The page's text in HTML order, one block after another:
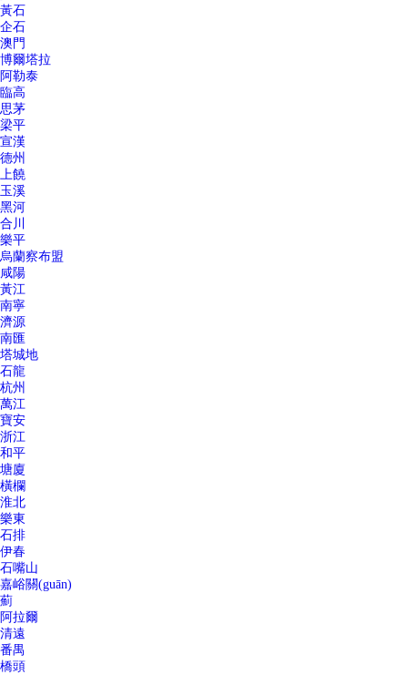
黃石
企石
澳門
博爾塔拉
阿勒泰
臨高
思茅
梁平
宣漢
德州
上饒
玉溪
黑河
合川
樂平
烏蘭察布盟
咸陽
黃江
南寧
濟源
南匯
塔城地
石龍
杭州
萬江
寶安
浙江
和平
塘廈
橫欄
淮北
樂東
石排
伊春
石嘴山
嘉峪關(guān)
薊
阿拉爾
清遠
番禺
橋頭